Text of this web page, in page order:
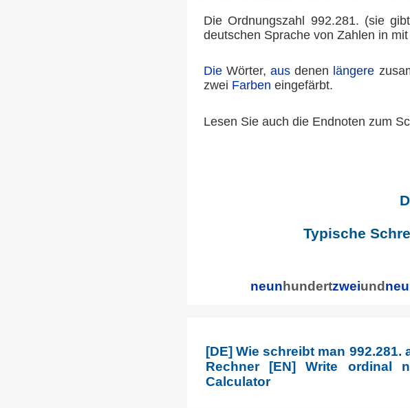
Die Ordnungszahl 992.281. (sie
deutschen Sprache von Zahlen in
DieWörter, aus denen längere
zwei Farben eingefärbt.
Lesen Sie auch die Endnoten zum
Typische
neunhundertzweiund
[DE] Wie schreibt man
Rechner [EN] Write ordinal
Calculator